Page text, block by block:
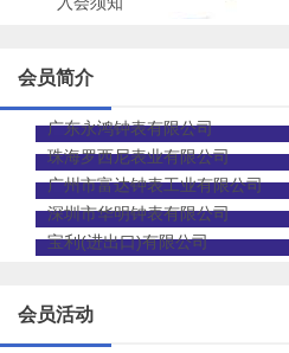
会员简介
广东永鸿钟表有限公司
珠海罗西尼表业有限公司
广州市富达钟表工业有限公司
深圳市华明钟表有限公司
宝利(进出口)有限公司
会员活动